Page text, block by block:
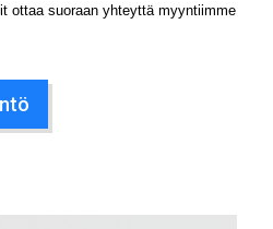
ottaa suoraan yhteyttä myyntiimme